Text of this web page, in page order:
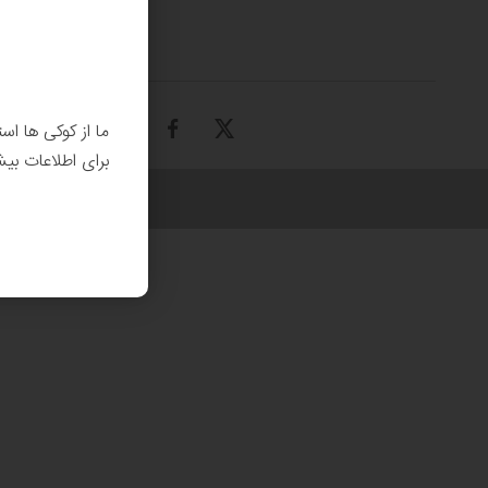
ما از کوکی ها
برای اطلاعات